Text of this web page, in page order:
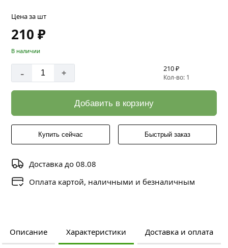
Цена за шт
210 ₽
В наличии
- + 210 ₽
Кол-во: 1
Добавить в корзину
Купить сейчас Быстрый заказ
Доставка до 08.08
Оплата картой, наличными и безналичным
Описание Характеристики Доставка и оплата